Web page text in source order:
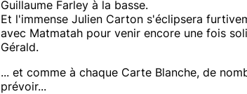
Guillaume Farley à la basse.
Et l'immense Julien Carton s'éclipsera
avec Matmatah pour venir encore une fois
Gérald.
... et comme à chaque Carte Blanche, de
prévoir...